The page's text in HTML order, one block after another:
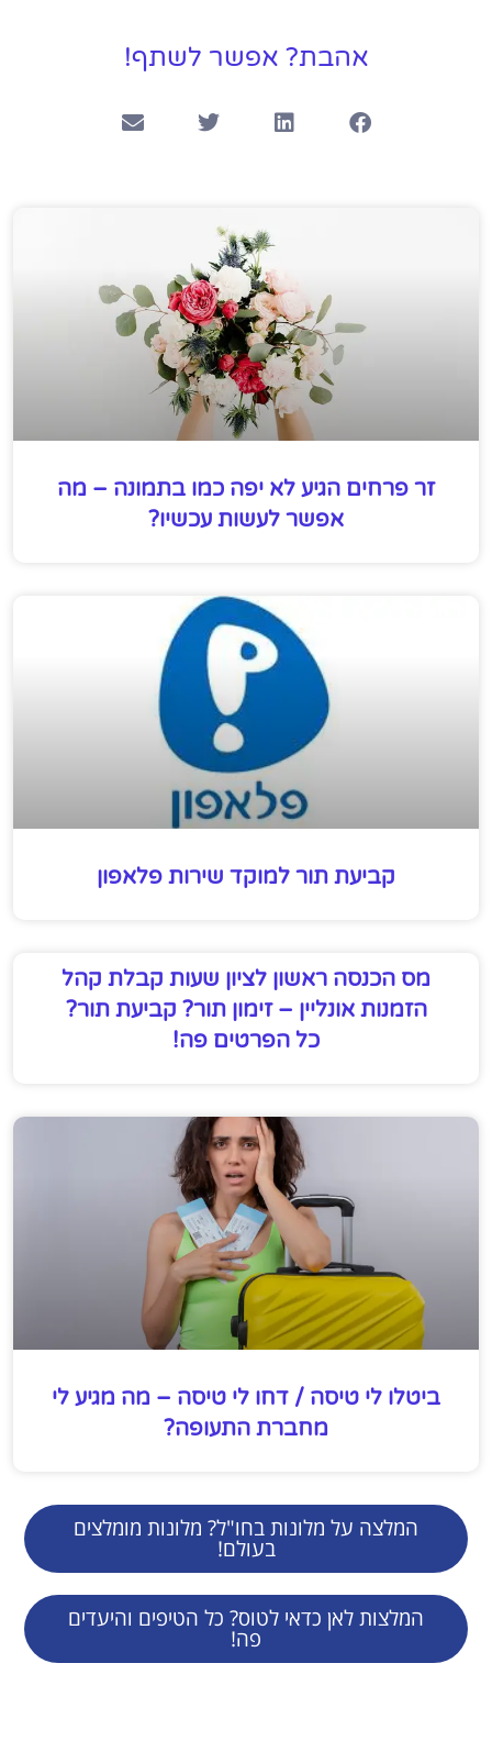
אהבת? אפשר לשתף!
זר פרחים הגיע לא יפה כמו בתמונה – מה
אפשר לעשות עכשיו?
קביעת תור למוקד שירות פלאפון
מס הכנסה ראשון לציון שעות קבלת קהל
הזמנות אונליין – זימון תור? קביעת תור?
כל הפרטים פה!
ביטלו לי טיסה / דחו לי טיסה – מה מגיע לי
מחברת התעופה?
המלצה על מלונות בחו"ל? מלונות מומלצים
בעולם!
המלצות לאן כדאי לטוס? כל הטיפים והיעדים
פה!